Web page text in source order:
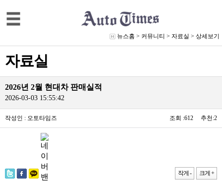
뉴스홈 > 커뮤니티 > 자료실 > 상세보기
자료실
2026년 2월 현대차 판매실적
2026-03-03 15:55:42
작성인 : 오토타임즈 조회 :612 추천:2
작게 - 크게 +